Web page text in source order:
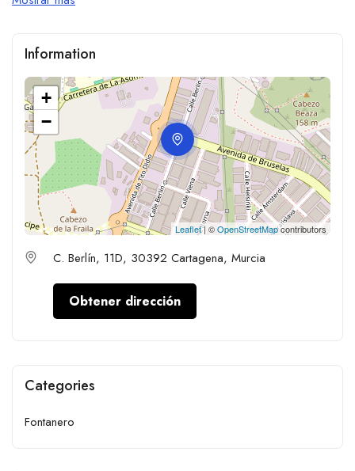
Information
+
−
Leaflet| ©OpenStreetMapcontributors
C. Berlín, 11D, 30392 Cartagena, Murcia
Obtener dirección
Categories
Fontanero